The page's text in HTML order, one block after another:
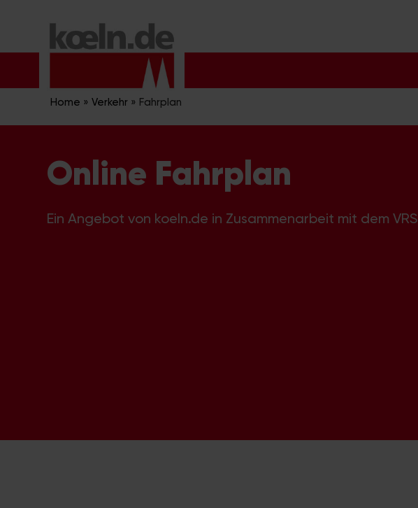
Inhalt
Home » Verkehr » Fahrplan
Online Fahrplan
Ein Angebot von koeln.de in Zusammenarbeit mit dem VRS